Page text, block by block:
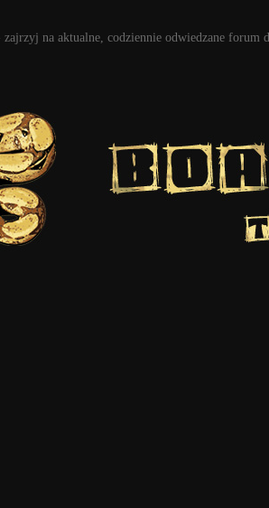
zajrzyj na aktualne, codziennie odwiedzane forum